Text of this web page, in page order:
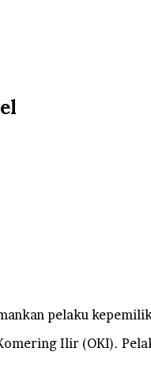
pelaku
Ilir (OKI).